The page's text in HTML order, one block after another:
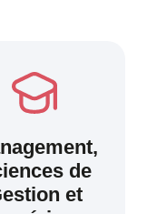
de
et